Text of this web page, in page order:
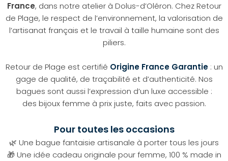
France, dans notre atelier à Dolus-d’Oléron. Chez Retour
de Plage, le respect de l’environnement, la valorisation de
l’artisanat français et le travail à taille humaine sont des
piliers.
Retour de Plage est certifié Origine France Garantie: un
gage de qualité, de traçabilité et d’authenticité. Nos
bagues sont aussi l’expression d’un luxe accessible :
des bijoux femme à prix juste, faits avec passion.
Pour toutes les occasions
🌿 Une bague fantaisie artisanale à porter tous les jours
🎁 Une idée cadeau originale pour femme, 100 % made in